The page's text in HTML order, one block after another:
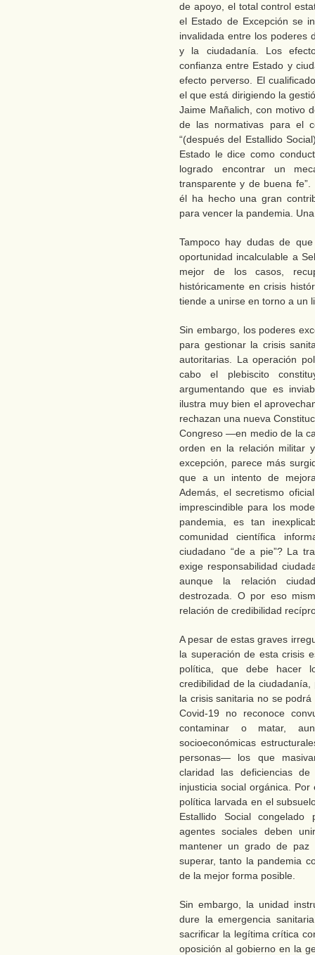
de apoyo, el total control
el Estado de Excepción se
invalidada entre los poderes
y la ciudadanía. Los
confianza entre Estado y
efecto perverso. El
el que está dirigiendo la
Jaime Mañalich, con motivo
de las normativas para el
“(después del Estallido
Estado le dice como
logrado encontrar un
transparente y de buena
él ha hecho una gran
para vencer la pandemia.
Tampoco hay dudas de
oportunidad incalculable a
mejor de los casos,
históricamente en crisis
tiende a unirse en torno a un
Sin embargo, los poderes
para gestionar la crisis
autoritarias. La operación
cabo el plebiscito
argumentando que es
ilustra muy bien el
rechazan una nueva
Congreso ―en medio de la
orden en la relación militar
excepción, parece más
que a un intento de
Además, el secretismo
imprescindible para los
pandemia, es tan
comunidad científica
ciudadano “de a pie”? La
exige responsabilidad
aunque la relación
destrozada. O por eso
relación de credibilidad
A pesar de estas graves
la superación de esta crisis
política, que debe hacer
credibilidad de la
la crisis sanitaria no se
Covid-19 no reconoce
contaminar o matar,
socioeconómicas
personas― los que
claridad las deficiencias
injusticia social orgánica.
política larvada en el
Estallido Social
agentes sociales deben
mantener un grado de paz
superar, tanto la pandemia
de la mejor forma posible.
Sin embargo, la unidad
dure la emergencia
sacrificar la legítima crítica
oposición al gobierno en la